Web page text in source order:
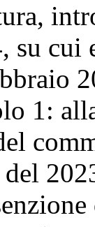
su
1: